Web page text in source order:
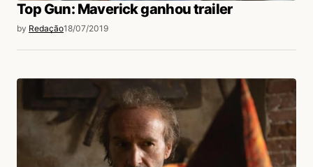
Top Gun: Maverick ganhou trailer
by Redação18/07/2019